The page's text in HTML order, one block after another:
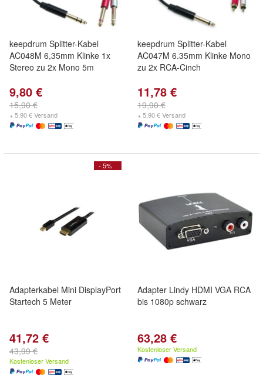
keepdrum Splitter-Kabel
AC048M 6,35mm Klinke 1x
Stereo zu 2x Mono 5m
9,80 €
15,90 €
+ 5,90 € Versand
keepdrum Splitter-Kabel
AC047M 6.35mm Klinke Mono
zu 2x RCA-Cinch
11,78 €
19,90 €
+ 5,90 € Versand
- 5%
Adapterkabel Mini DisplayPort
Startech 5 Meter
41,72 €
43,99 €
Kostenloser Versand
Adapter Lindy HDMI VGA RCA
bis 1080p schwarz
63,28 €
Kostenloser Versand